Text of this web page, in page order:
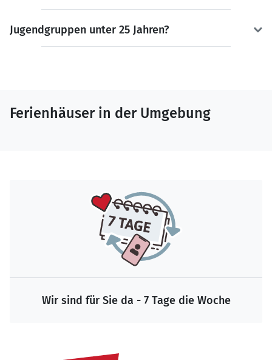
Jugendgruppen unter 25 Jahren?
Ferienhäuser in der Umgebung
Wir sind für Sie da - 7 Tage die Woche